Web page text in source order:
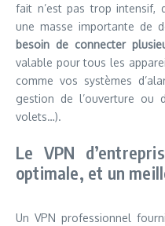
fait n’est pas trop intensif,
une masse importante de
besoin de connecter
valable pour tous les
comme vos systèmes
gestion de l’ouverture ou
volets…).
Le VPN
optimale, et un
Un VPN professionnel